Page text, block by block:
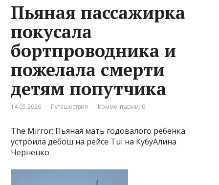
Пьяная пассажирка
покусала
бортпроводника и
пожелала смерти
детям попутчика
14.05.2026 Путешествия Комментарии: 0
The Mirror: Пьяная мать годовалого ребенка
устроила дебош на рейсе Tui на КубуАлина
Черненко